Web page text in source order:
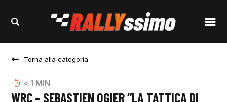
Torna alla categoria
< 1 MIN
WRC – SEBASTIEN OGIER “LA TATTICA DI